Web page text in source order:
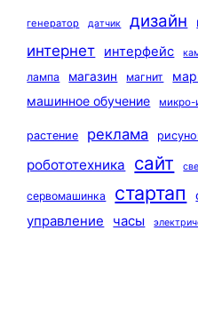
генератор датчик дизайн
интернет интерфейс
лампа
магазин магнит
машинное обучение
микро-
растение реклама
робототехника сайт
сервомашинка стартап
управление часы